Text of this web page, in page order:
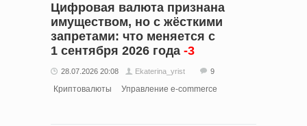
Цифровая валюта признана
имуществом, но с жёсткими
запретами: что меняется с
1 сентября 2026 года -3
28.07.2026 20:08 Ekaterina_yrist 9
Криптовалюты Управление e-commerce